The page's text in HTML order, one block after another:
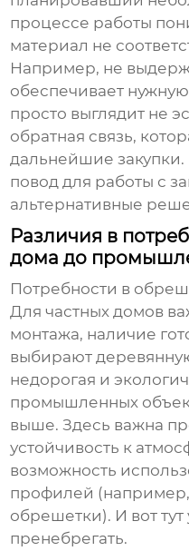
процессе работы
материал не
Например, не
обеспечивает
просто выглядит не
обратная связь,
дальнейшие закупки.
повод для работы с
альтернативные
Различия в
дома до
Потребности в
Для частных домов
монтажа, наличие
выбирают
недорогая и
промышленных
выше. Здесь важна
устойчивость к
возможность
профилей
обрешетки). И вот
пренебрегать.